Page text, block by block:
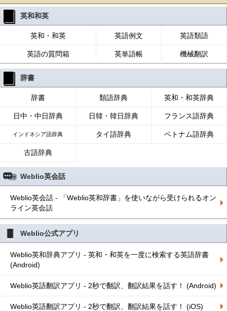
英和和英
英和・和英 英語例文 英語類語
英語の質問箱 英単語帳 機械翻訳
辞書
辞書 類語辞典 英和・和英辞典
日中・中日辞典 日韓・韓日辞典 フランス語辞典
インドネシア語辞典 タイ語辞典 ベトナム語辞典
古語辞典
Weblio英会話
Weblio英会話 - 「Weblio英和辞書」を使いながら受けられるオン
ライン英会話
Weblio公式アプリ
Weblio英和辞典アプリ - 英和・和英を一度に検索する英語辞書
(Android)
Weblio英語翻訳アプリ - 2秒で翻訳、翻訳結果を話す！ (Android)
Weblio英語翻訳アプリ - 2秒で翻訳、翻訳結果を話す！ (iOS)